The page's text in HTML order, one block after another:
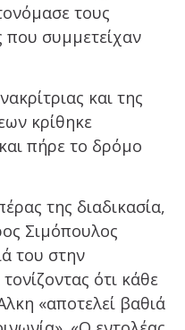
τους
που συμμετείχαν
και της
κρίθηκε
πήρε το δρόμο
της διαδικασία,
Σιμόπουλος
του στην
ότι κάθε
«αποτελεί βαθιά